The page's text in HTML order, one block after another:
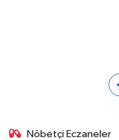
Nöbetçi Eczaneler